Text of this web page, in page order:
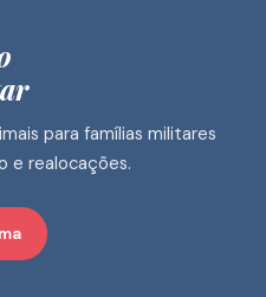
para famílias militares
e realocações.